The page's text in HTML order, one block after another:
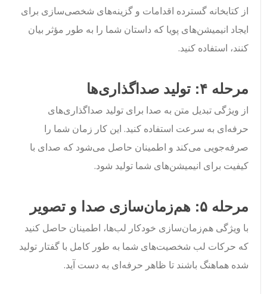
از کتابخانه گسترده اقدامات و گزینه‌های شخصی‌سازی برای
ایجاد انیمیشن‌های پویا که داستان شما را به طور مؤثر بیان
کنند، استفاده کنید.
مرحله ۴: تولید صداگذاری‌ها
از ویژگی تبدیل متن به صدا برای تولید صداگذاری‌های
حرفه‌ای به سرعت استفاده کنید. این کار زمان شما را
صرفه‌جویی می‌کند و اطمینان حاصل می‌شود که صدای با
کیفیت برای انیمیشن‌های شما تولید شود.
مرحله ۵: هم‌زمان‌سازی صدا و تصویر
با ویژگی هم‌زمان‌سازی خودکار لب‌ها، اطمینان حاصل کنید
که حرکات لب شخصیت‌های شما به طور کامل با گفتار تولید
شده هماهنگ باشند تا ظاهر حرفه‌ای به دست آید.